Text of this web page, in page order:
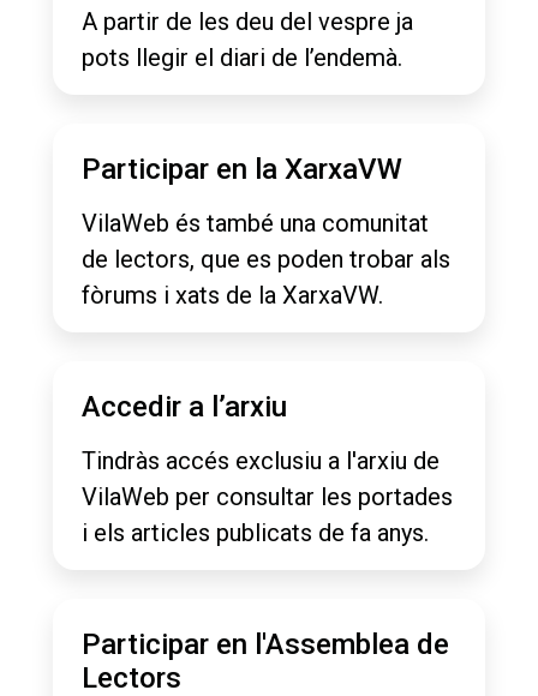
A partir de les deu del vespre ja
pots llegir el diari de l’endemà.
Participar en la XarxaVW
VilaWeb és també una comunitat
de lectors, que es poden trobar als
fòrums i xats de la XarxaVW.
Accedir a l’arxiu
Tindràs accés exclusiu a l'arxiu de
VilaWeb per consultar les portades
i els articles publicats de fa anys.
Participar en l'Assemblea de
Lectors